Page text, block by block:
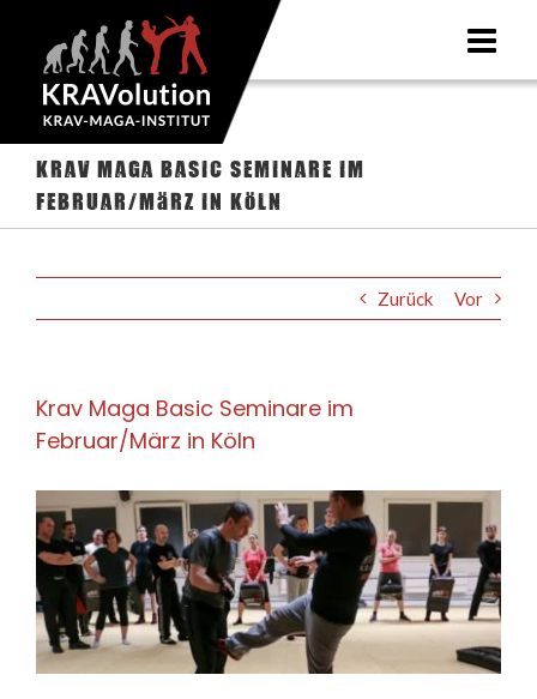
springen
Krav Maga Basic Seminare im
Februar/März in Köln
Zurück Vor
Krav Maga Basic Seminare im
Februar/März in Köln